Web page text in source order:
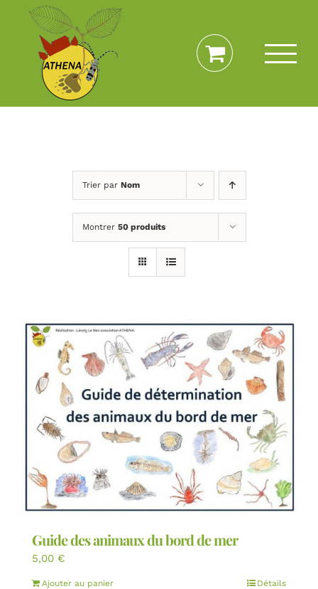
Passer
contenu
Trier par Nom
Montrer 50 produits
Guide des animaux du bord de mer
5,00 €
Ajouter au panier Détails